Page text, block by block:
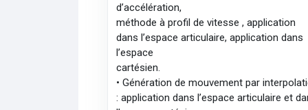
d’accélération,
méthode à profil de vitesse , application
dans l’espace articulaire, application dans
l’espace
cartésien.
• Génération de mouvement par
: application dans l’espace articulaire et